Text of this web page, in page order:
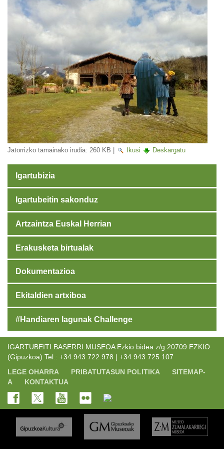
Jatorrizko tamainako irudia: 260 KB Ikusi Deskargatu
Igartubizia
Igartubeitin sakonduz
Artzaintza Euskal Herrian
Erakusketa birtualak
Dokumentazioa
Ekitaldien artxiboa
#Handiaren lagunak Challenge
IGARTUBEITI BASERRI MUSEOA Ezkio bidea z/g 20709 EZKIO.
(Gipuzkoa) Tel.: +34 943 722 978 | +34 943 725 107
LEGE OHARRA
PRIBATUTASUN POLITIKA
SITEMAP-
A
KONTAKTUA